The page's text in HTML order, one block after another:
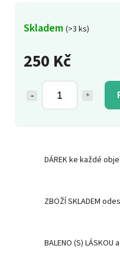
250 Kč
Skladem (>3 ks)
DÁREK ke každé
ZBOŽÍ SKLADEM
BALENO (S)